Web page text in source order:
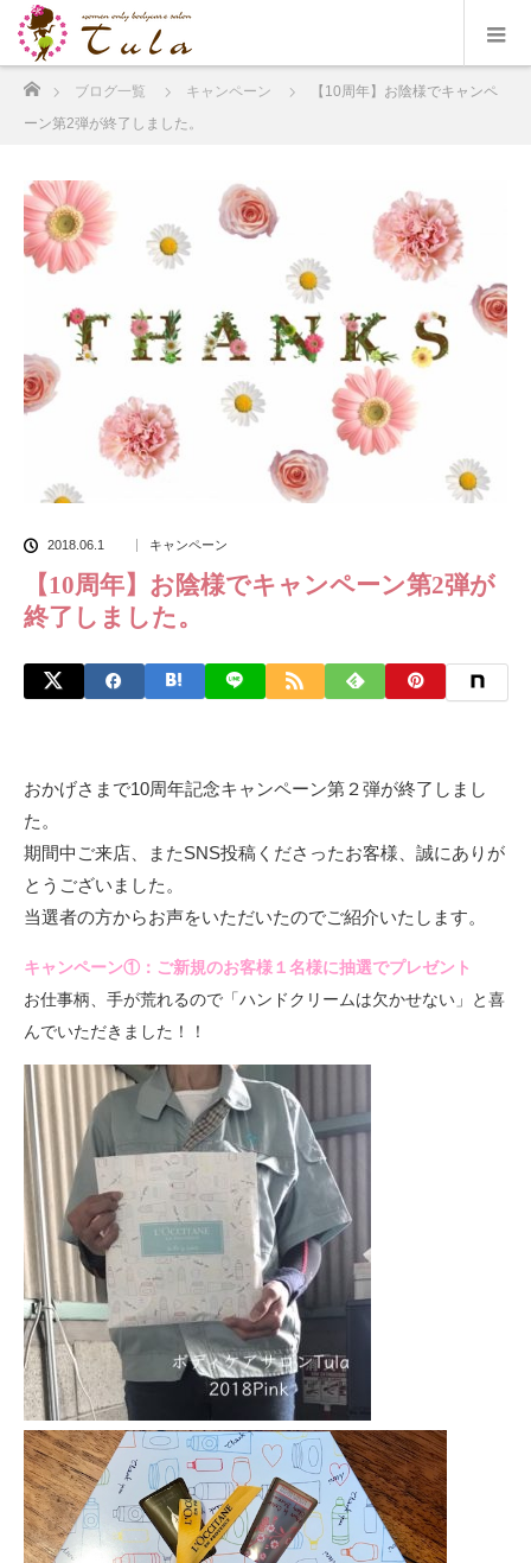
ブログ一覧 キャンペーン
【10周年】お陰様でキャンペ
ーン第2弾が終了しました。
2018.06.1 キャンペーン
【10周年】お陰様でキャンペーン第2弾が
終了しました。
おかげさまで10周年記念キャンペーン第２弾が終了しまし
た。
期間中ご来店、またSNS投稿くださったお客様、誠にありが
とうございました。
当選者の方からお声をいただいたのでご紹介いたします。
キャンペーン①：ご新規のお客様１名様に抽選でプレゼント
お仕事柄、手が荒れるので「ハンドクリームは欠かせない」と喜
んでいただきました！！